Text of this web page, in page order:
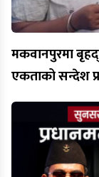
मकवानपुरमा बृहद्
एकताको सन्देश